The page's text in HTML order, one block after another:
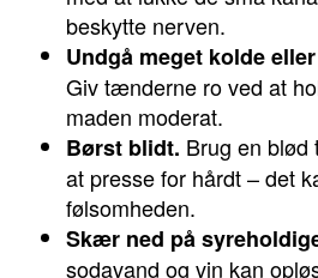
beskytte nerven.
Undgå meget kolde
Giv tænderne ro ved at
maden moderat.
Børst blidt. Brug en blød
at presse for hårdt – det
følsomheden.
Skær ned på
sodavand og vin kan